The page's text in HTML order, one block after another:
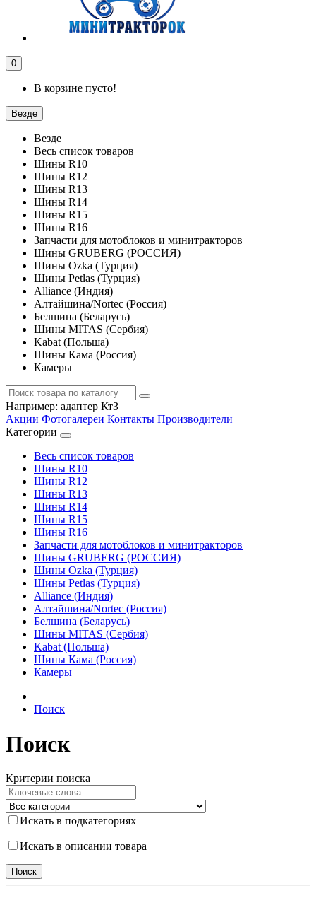
0
В корзине пусто!
Везде
Везде
Весь список товаров
Шины R10
Шины R12
Шины R13
Шины R14
Шины R15
Шины R16
Запчасти для мотоблоков и минитракторов
Шины GRUBERG (РОССИЯ)
Шины Ozka (Турция)
Шины Petlas (Турция)
Alliance (Индия)
Алтайшина/Nortec (Россия)
Белшина (Беларусь)
Шины MITAS (Сербия)
Kabat (Польша)
Шины Кама (Россия)
Камеры
Например: адаптер КтЗ
Акции Фотогалереи Контакты Производители
Категории
Весь список товаров
Шины R10
Шины R12
Шины R13
Шины R14
Шины R15
Шины R16
Запчасти для мотоблоков и минитракторов
Шины GRUBERG (РОССИЯ)
Шины Ozka (Турция)
Шины Petlas (Турция)
Alliance (Индия)
Алтайшина/Nortec (Россия)
Белшина (Беларусь)
Шины MITAS (Сербия)
Kabat (Польша)
Шины Кама (Россия)
Камеры
Поиск
Поиск
Критерии поиска
Искать в подкатегориях
Искать в описании товара